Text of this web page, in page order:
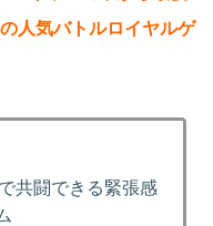
人気バトルロイヤルゲ
共闘できる緊張感